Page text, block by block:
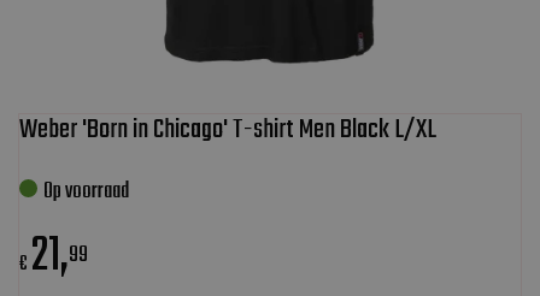
Weber 'Born in Chicago' T-shirt Men Black L/XL
€21,99
Op voorraad